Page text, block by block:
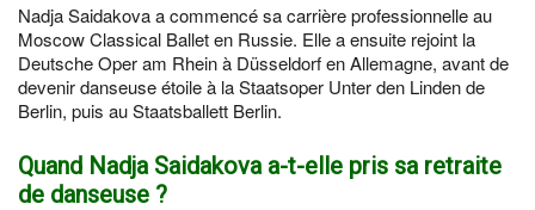
Nadja Saidakova a commencé sa carrière professionnelle au
Moscow Classical Ballet en Russie. Elle a ensuite rejoint la
Deutsche Oper am Rhein à Düsseldorf en Allemagne, avant de
devenir danseuse étoile à la Staatsoper Unter den Linden de
Berlin, puis au Staatsballett Berlin.
Quand Nadja Saidakova a-t-elle pris sa retraite
de danseuse ?